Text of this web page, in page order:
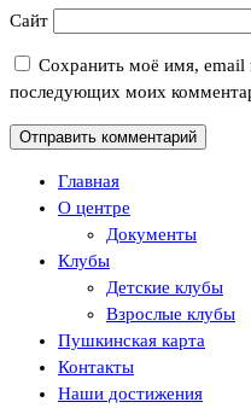
Сайт
Сохранить моё имя, email
последующих моих
Главная
О центре
Документы
Клубы
Детские клубы
Взрослые клубы
Пушкинская карта
Контакты
Наши достижения